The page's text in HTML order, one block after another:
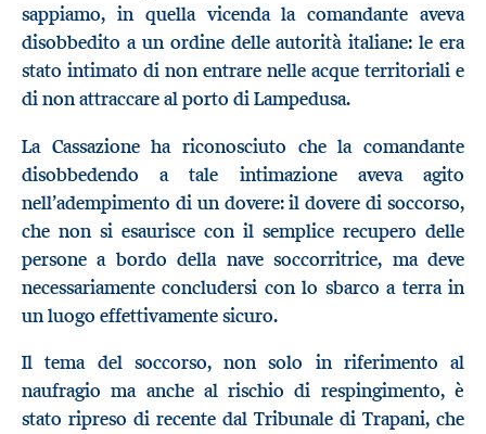
sappiamo, in quella vicenda la comandante aveva
disobbedito a un ordine delle autorità italiane: le era
stato intimato di non entrare nelle acque territoriali e
di non attraccare al porto di Lampedusa.
La Cassazione ha riconosciuto che la comandante
disobbedendo a tale intimazione aveva agito
nell’adempimento di un dovere: il dovere di soccorso,
che non si esaurisce con il semplice recupero delle
persone a bordo della nave soccorritrice, ma deve
necessariamente concludersi con lo sbarco a terra in
un luogo effettivamente sicuro.
Il tema del soccorso, non solo in riferimento al
naufragio ma anche al rischio di respingimento, è
stato ripreso di recente dal Tribunale di Trapani, che